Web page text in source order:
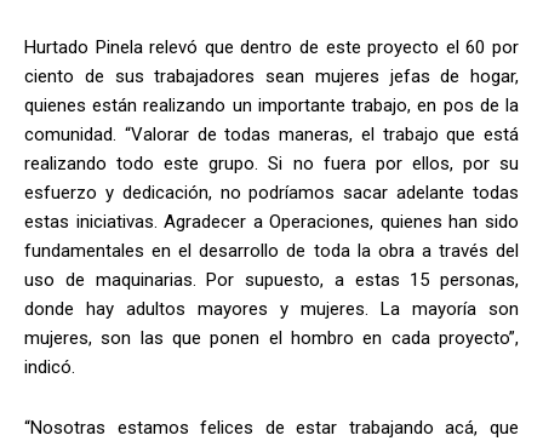
Hurtado Pinela relevó que dentro de este proyecto el 60 por
ciento de sus trabajadores sean mujeres jefas de hogar,
quienes están realizando un importante trabajo, en pos de la
comunidad. “Valorar de todas maneras, el trabajo que está
realizando todo este grupo. Si no fuera por ellos, por su
esfuerzo y dedicación, no podríamos sacar adelante todas
estas iniciativas. Agradecer a Operaciones, quienes han sido
fundamentales en el desarrollo de toda la obra a través del
uso de maquinarias. Por supuesto, a estas 15 personas,
donde hay adultos mayores y mujeres. La mayoría son
mujeres, son las que ponen el hombro en cada proyecto”,
indicó.
“Nosotras estamos felices de estar trabajando acá, que